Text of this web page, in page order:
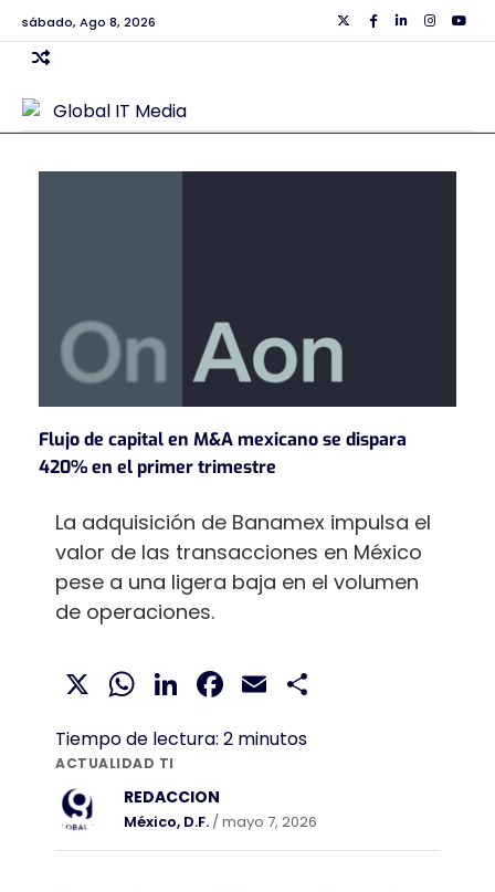
Skip
to
content
sábado, Ago 8, 2026 TwiiterFacebook
Linkedin
Flujo de capital en M&A mexicano se dispara
420% en el primer trimestre
X WhatsApp
LinkedIn
Facebook
Email
Tiempo de lectura: 2 minutos
ACTUALIDAD TI
La adquisición de Banamex impulsa el
valor de las transacciones en México
pese a una ligera baja en el volumen
de operaciones.
REDACCION
México, D.F. / mayo 7, 2026